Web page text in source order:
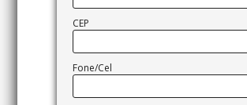
CEP
Fone/Cel